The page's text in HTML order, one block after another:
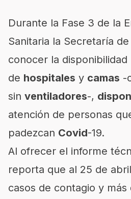
Durante la Fase 3 de la
Sanitaria la Secretaría
conocer la disponibilidad
de hospitales y camas -
sin ventiladores-,
atención de personas
padezcan Covid-19.
Al ofrecer el informe
reporta que al 25 de
casos de contagio y más